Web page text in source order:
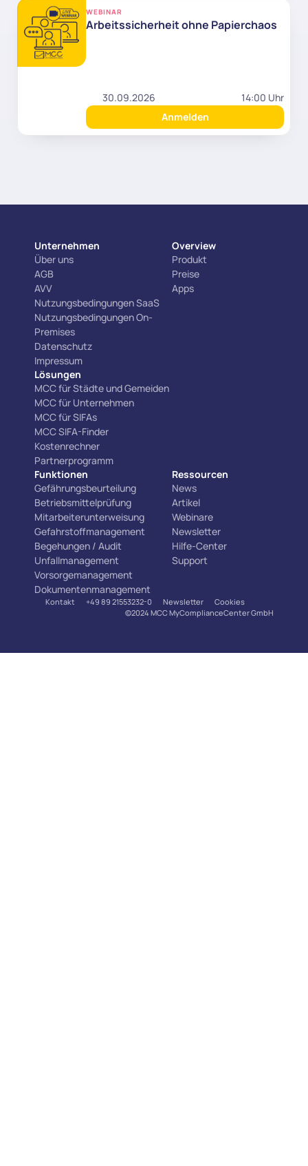
WEBINAR
Arbeitssicherheit ohne Papierchaos
30.09.2026
14:00 Uhr
Anmelden
Unternehmen
Über uns
AGB
AVV
Nutzungsbedingungen SaaS
Nutzungsbedingungen On-
Premises
Datenschutz
Impressum
Overview
Produkt
Preise
Apps
Lösungen
MCC für Städte und Gemeiden
MCC für Unternehmen
MCC für SIFAs
MCC SIFA-Finder
Kostenrechner
Partnerprogramm
Funktionen
Gefährungsbeurteilung
Betriebsmittelprüfung
Mitarbeiterunterweisung
Gefahrstoffmanagement
Begehungen / Audit
Unfallmanagement
Vorsorgemanagement
Dokumentenmanagement
Ressourcen
News
Artikel
Webinare
Newsletter
Hilfe-Center
Support
Kontakt +49 89 21553232-0 Newsletter
Cookies
©2024 MCC MyComplianceCenter GmbH